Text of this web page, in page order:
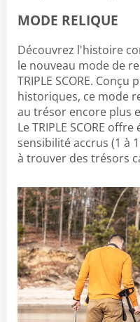
MODE RELIQUE
Découvrez l'histoire
le nouveau mode de
TRIPLE SCORE.
historiques, ce mode
au trésor encore plus
Le TRIPLE SCORE
sensibilité accrus (1 à
à trouver des trésors